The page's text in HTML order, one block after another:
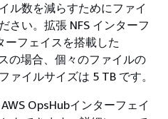
ル数を減らすためにファイ
さい。拡張 NFS インターフ
ーフェイスを搭載した
の場合、個々のファイルの
ァイルサイズは 5 TB です。
OpsHubインターフェイ